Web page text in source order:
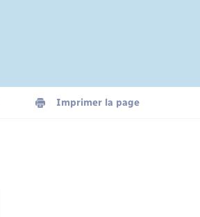
Imprimer la page